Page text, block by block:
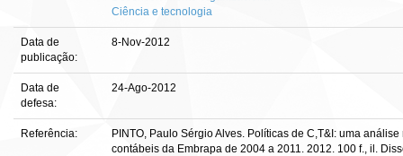
Ciência e tecnologia
Data de
publicação:
8-Nov-2012
Data de
defesa:
24-Ago-2012
Referência:
PINTO, Paulo Sérgio Alves. Políticas de C,T&I: uma
contábeis da Embrapa de 2004 a 2011. 2012. 100 f., il.